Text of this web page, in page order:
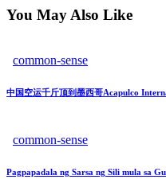
You May Also Like
common-sense
中国空运千斤顶到墨西哥Acapulco
common-sense
Pagpapadala ng Sarsa ng Sili mula sa